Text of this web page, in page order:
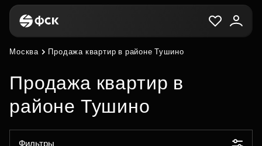
Москва Продажа квартир в районе Тушино
Продажа квартир в
районе Тушино
Фильтры